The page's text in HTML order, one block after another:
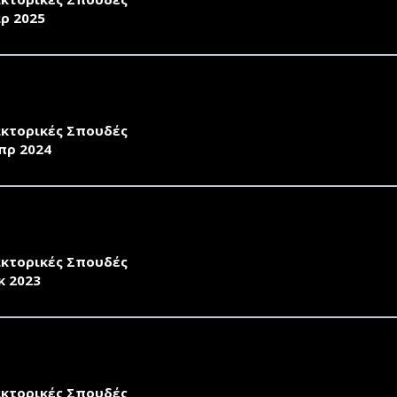
2025
Σπουδές
2024
Σπουδές
2023
Σπουδές